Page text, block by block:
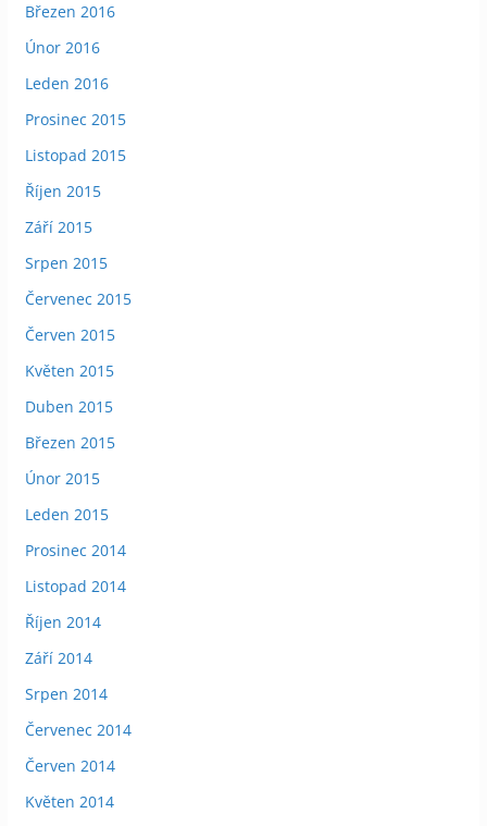
Březen 2016
Únor 2016
Leden 2016
Prosinec 2015
Listopad 2015
Říjen 2015
Září 2015
Srpen 2015
Červenec 2015
Červen 2015
Květen 2015
Duben 2015
Březen 2015
Únor 2015
Leden 2015
Prosinec 2014
Listopad 2014
Říjen 2014
Září 2014
Srpen 2014
Červenec 2014
Červen 2014
Květen 2014